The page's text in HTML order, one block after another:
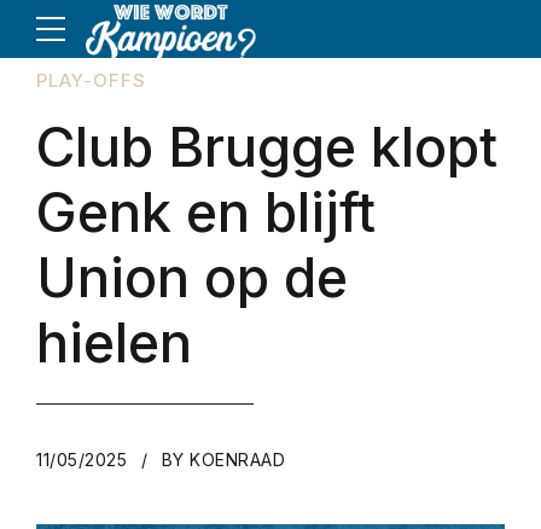
PLAY-OFFS
Club Brugge klopt
Genk en blijft
Union op de
hielen
11/05/2025 BY KOENRAAD